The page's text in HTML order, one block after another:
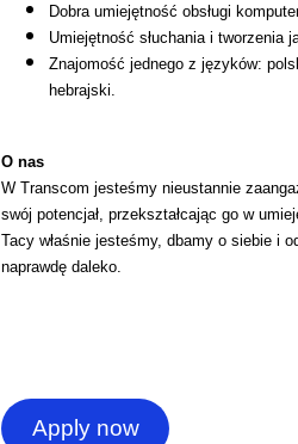
Dobra umiejętność obsługi
Umiejętność słuchania i tworzenia
Znajomość jednego z języków:
hebrajski.
O nas
W Transcom jesteśmy nieustannie
swój potencjał, przekształcając go w
Tacy właśnie jesteśmy, dbamy o siebie i
naprawdę daleko.
Apply now